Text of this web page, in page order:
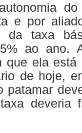
e por
da taxa
ao ano.
que ela
de hoje,
patamar
deveria